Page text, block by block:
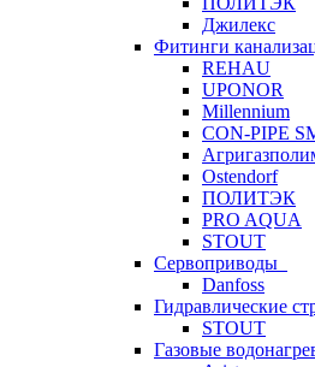
Джилекс
Фитинги
REHAU
UPONOR
Millennium
CON-PIPE
Ostendorf
ПОЛИТЭК
PRO AQUA
STOUT
Сервоприводы
Danfoss
Гидравлические
STOUT
Газовые